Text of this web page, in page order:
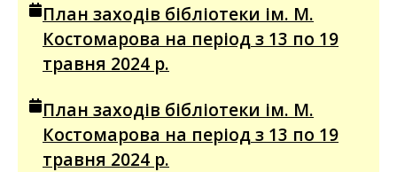
План заходів бібліотеки ім. М.
Костомарова на період з 13 по 19
травня 2024 р.
План заходів бібліотеки ім. М.
Костомарова на період з 13 по 19
травня 2024 р.